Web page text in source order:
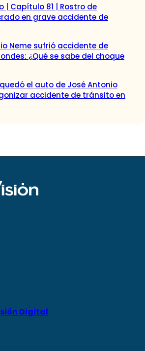
| Capítulo 81 | Rostro de
en grave accidente de
Neme sufrió accidente de
¿Qué se sabe del choque
quedó el auto de José Antonio
accidente de tránsito en
Digital